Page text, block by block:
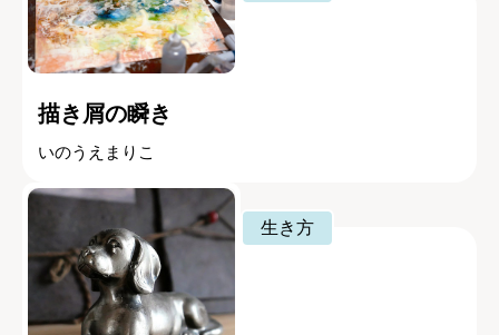
描き屑の瞬き
いのうえまりこ
生き方